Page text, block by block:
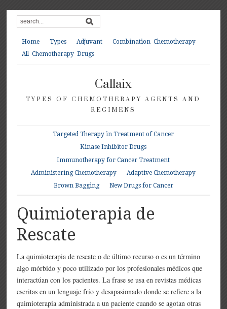
Home Types Adjuvant
Combination Chemotherapy
All Chemotherapy Drugs
Callaix
TYPES OF CHEMOTHERAPY AGENTS AND
REGIMENS
Targeted Therapy in Treatment of Cancer
Kinase Inhibitor Drugs
Immunotherapy for Cancer Treatment
Administering Chemotherapy
Adaptive Chemotherapy
Brown Bagging
New Drugs for Cancer
Quimioterapia de
Rescate
La quimioterapia de rescate o de último recurso o es un término
algo mórbido y poco utilizado por los profesionales médicos que
interactúan con los pacientes. La frase se usa en revistas médicas
escritas en un lenguaje frío y desapasionado donde se refiere a la
quimioterapia administrada a un paciente cuando se agotan otras